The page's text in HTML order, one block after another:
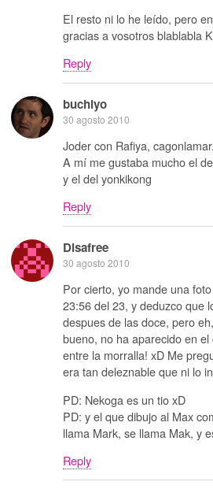
El resto ni lo he leído, pero
gracias a vosotros blablabla
Reply
buchiyo
30 agosto 2010
Joder con Rafiya, cagonlamar.
A mí me gustaba mucho el
y el del yonkikong
Reply
Disafree
30 agosto 2010
Por cierto, yo mande una
23:56 del 23, y deduzco que
despues de las doce, pero
bueno, no ha aparecido en
entre la morralla! xD Me
era tan deleznable que ni lo
PD: Nekoga es un tio xD
PD: y el que dibujo al Max
llama Mark, se llama Mak, y
Reply